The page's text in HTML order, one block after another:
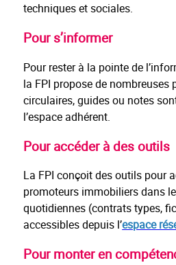
techniques et sociales.
Pour s’informer
Pour rester à la pointe de
la FPI propose de nombreuses
circulaires, guides ou notes
l’espace adhérent.
Pour accéder à des outils
La FPI conçoit des outils pour
promoteurs immobiliers dans
quotidiennes (contrats types,
accessibles depuis l’espace
Pour monter en